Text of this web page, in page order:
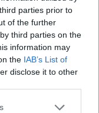
parties prior to
of the further
third parties on the
information may
the IAB’s List of
disclose it to other
„E un mare